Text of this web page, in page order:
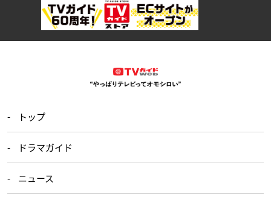
トップ
ドラマガイド
ニュース